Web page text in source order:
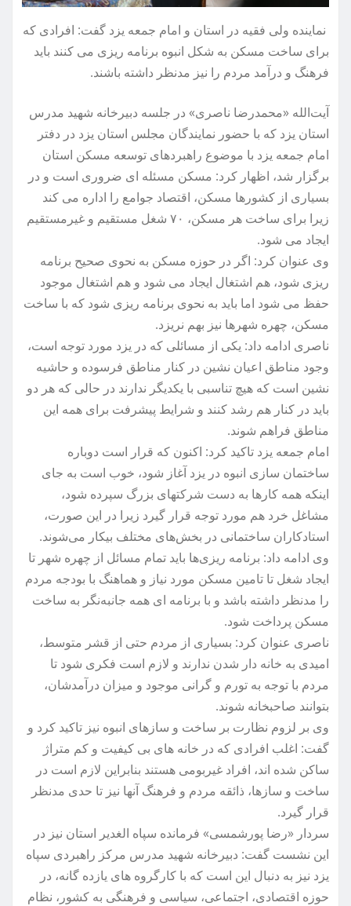
نماینده ولی فقیه در استان و امام جمعه یزد گفت: افرادی که
برای ساخت مسکن به شکل انبوه برنامه ریزی می کنند باید
فرهنگ و درآمد مردم را نیز مدنظر داشته باشند.
آیت‌الله «محمدرضا ناصری» در جلسه دبیرخانه شهید مدرس
استان یزد که با حضور نمایندگان مجلس استان یزد در دفتر
امام جمعه یزد با موضوع راهبردهای توسعه مسکن استان
برگزار شد، اظهار کرد: مسکن مسئله ای ضروری است و در
بسیاری از کشورها مسکن، اقتصاد جوامع را اداره می کند
زیرا برای ساخت هر مسکن، ۷۰ شغل مستقیم و غیرمستقیم
ایجاد می شود.
وی عنوان کرد: اگر در حوزه مسکن به نحوی صحیح برنامه
ریزی شود، هم اشتغال ایجاد می شود و هم اشتغال موجود
حفظ می شود اما باید به نحوی برنامه ریزی شود که با ساخت
مسکن، چهره شهرها نیز بهم نریزد.
ناصری ادامه داد: یکی از مسائلی که در یزد مورد توجه است،
وجود مناطق اعیان نشین در کنار مناطق فرسوده و حاشیه
نشین است که هیچ تناسبی با یکدیگر ندارند در حالی که هر دو
باید در کنار هم رشد کنند و شرایط پیشرفت برای همه این
مناطق فراهم شوند.
امام جمعه یزد تاکید کرد: اکنون که قرار است دوباره
ساختمان سازی انبوه در یزد آغاز شود، خوب است به جای
اینکه همه کارها به دست شرکتهای بزرگ سپرده شود،
مشاغل خرد هم مورد توجه قرار گیرد زیرا در این صورت،
استادکاران ساختمانی در بخش‌های مختلف بیکار می‌شوند.
وی ادامه داد: برنامه ریزی‌ها باید تمام مسائل از چهره شهر تا
ایجاد شغل تا تامین مسکن مورد نیاز و هماهنگ با بودجه مردم
را مدنظر داشته باشد و با برنامه ای همه جانبه‌نگر به ساخت
مسکن پرداخت شود.
ناصری عنوان کرد: بسیاری از مردم حتی از قشر متوسط،
امیدی به خانه دار شدن ندارند و لازم است فکری شود تا
مردم با توجه به تورم و گرانی موجود و میزان درآمدشان،
بتوانند صاحبخانه شوند.
وی بر لزوم نظارت بر ساخت و سازهای انبوه نیز تاکید کرد و
گفت: اغلب افرادی که در خانه های بی کیفیت و کم متراژ
ساکن شده اند، افراد غیربومی هستند بنابراین لازم است در
ساخت و سازها، ذائقه مردم و فرهنگ آنها نیز تا حدی مدنظر
قرار گیرد.
سردار «رضا پورشمسی» فرمانده سپاه الغدیر استان نیز در
این نشست گفت: دبیرخانه شهید مدرس مرکز راهبردی سپاه
یزد نیز به دنبال این است که با کارگروه های یازده گانه، در
حوزه اقتصادی، اجتماعی، سیاسی و فرهنگی به کشور، نظام